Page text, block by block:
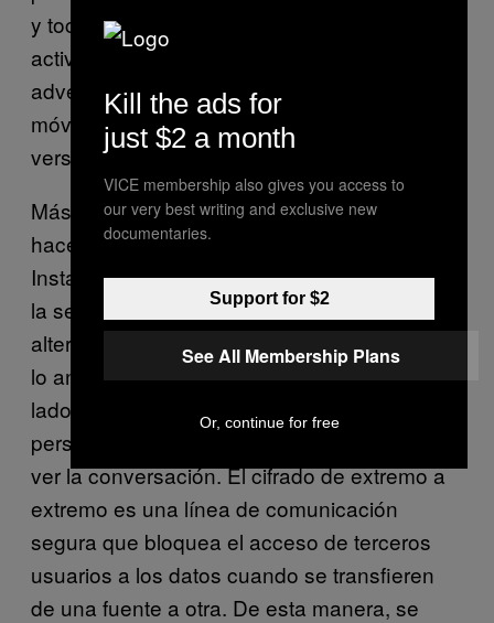
y toca el nombre del destinatario, luego
activa “Desactivar mensajes”. Una
advertencia: eliminar mensajes en tu teléfono
móvil no los eliminará automáticamente en la
versión de escritorio de la aplicación.
Más allá de esas características que la
hacen una mejor opción que Whatsapp o
Instagram, algunos especialistascuestionan
la seguridad de Telegram. Por ahora, la mejor
alternativa parece ser Signal, que además de
lo anterior ofrece encriptación de ambos
lados. ¿Qué significa esto? Que solo tú y la
persona con la que estás hablando pueden
ver la conversación. El cifrado de extremo a
extremo es una línea de comunicación
segura que bloquea el acceso de terceros
usuarios a los datos cuando se transfieren
de una fuente a otra. De esta manera, se
Kill the ads for
just $2 a month
VICE membership also gives you access to
our very best writing and exclusive new
documentaries.
Support for $2
See All Membership Plans
Or, continue for free